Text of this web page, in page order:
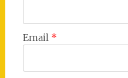
Email *